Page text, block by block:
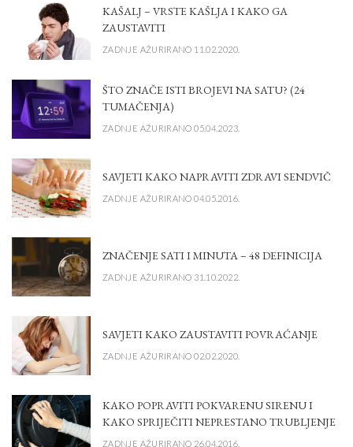
KAŠALJ – VRSTE KAŠLJA I KAKO GA
ZAUSTAVITI
ZADNJE AŽURIRANO 11.02.2020.
ŠTO ZNAČE ISTI BROJEVI NA SATU? (24
TUMAČENJA)
ZADNJE AŽURIRANO 05.04.2023.
SAVJETI KAKO NAPRAVITI ZDRAVI SENDVIČ
ZADNJE AŽURIRANO 04.05.2016.
ZNAČENJE SATI I MINUTA – 48 DEFINICIJA
ZADNJE AŽURIRANO 31.10.2022.
SAVJETI KAKO ZAUSTAVITI POVRAĆANJE
ZADNJE AŽURIRANO 02.02.2020.
KAKO POPRAVITI POKVARENU SIRENU I
KAKO SPRIJEČITI NEPRESTANO TRUBLJENJE
ZADNJE AŽURIRANO 26.04.2016.